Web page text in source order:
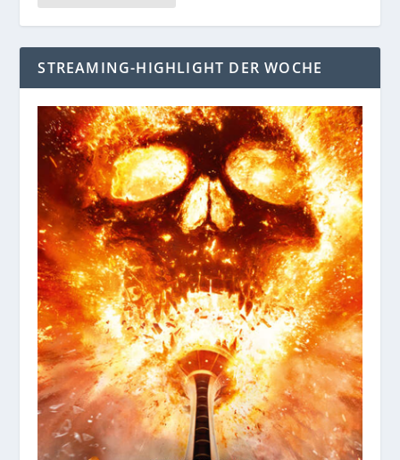
STREAMING-HIGHLIGHT DER WOCHE